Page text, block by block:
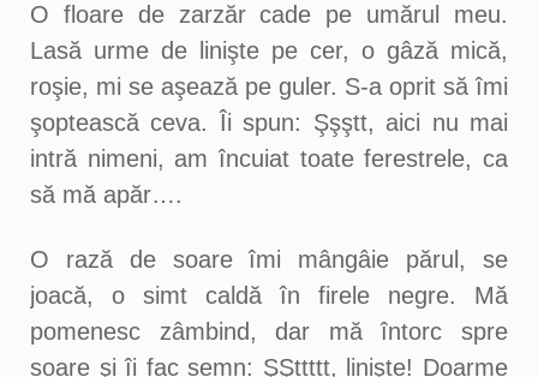
O floare de zarzăr cade pe umărul meu.
Lasă urme de linişte pe cer, o gâză mică,
roşie, mi se aşează pe guler. S-a oprit să îmi
şoptească ceva. Îi spun: Şşştt, aici nu mai
intră nimeni, am încuiat toate ferestrele, ca
să mă apăr….
O rază de soare îmi mângâie părul, se
joacă, o simt caldă în firele negre. Mă
pomenesc zâmbind, dar mă întorc spre
soare şi îi fac semn: ŞŞttttt, linişte! Doarme